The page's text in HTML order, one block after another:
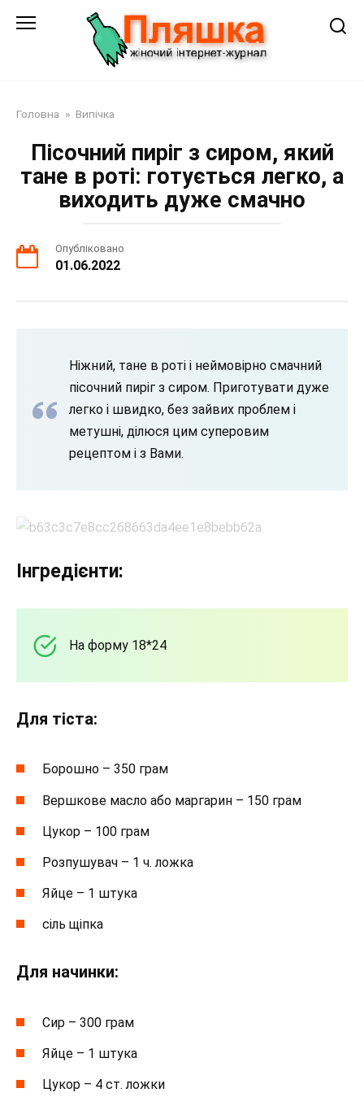
Головна » Випічка
Пісочний пиріг з сиром, який
тане в роті: готується легко, а
виходить дуже смачно
Опубліковано
01.06.2022
Ніжний, тане в роті і неймовірно смачний
пісочний пиріг з сиром. Приготувати дуже
легко і швидко, без зайвих проблем і
метушні, ділюся цим суперовим
рецептом і з Вами.
Інгредієнти:
На форму 18*24
Для тіста:
Борошно – 350 грам
Вершкове масло або маргарин – 150 грам
Цукор – 100 грам
Розпушувач – 1 ч. ложка
Яйце – 1 штука
сіль щіпка
Для начинки:
Сир – 300 грам
Яйце – 1 штука
Цукор – 4 ст. ложки